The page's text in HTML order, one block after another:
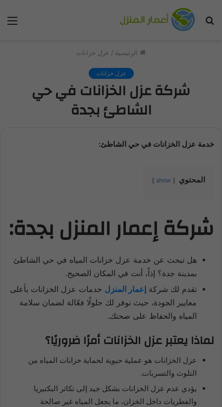
بحث
الرئيسية / عزل خزانات
عزل خزانات
شركة عزل الخزانات في حي
الشاطئ بجدة
خدمة عزل الخزانات في حي الشاطئ:
المحتوي show
شركة إعمار المنزل بجدة:
هل تبحث عن خدمة عزل خزانات المياه في حي الشاطئ
بمدينة جدة؟ إذاً، أنت في المكان الصحيح.
تقدم لك شركة إعمار المنزل خدمات عزل الخزانات بأعلى
معايير الجودة، حيث نوفر لك حلولًا فعّالة لضمان سلامة
المياه والحفاظ على صحتك.
لماذا يعتبر عزل الخزانات أمرًا ضروريًا؟
عزل الخزانات هو عملية حيوية لحماية خزانات المياه من
التلوث والتسربات.
يؤدي عدم عزل الخزانات بشكل جيد إلى تكاثر البكتيريا
والفطريات داخل الخزان، ما يجعل المياه غير صالحة